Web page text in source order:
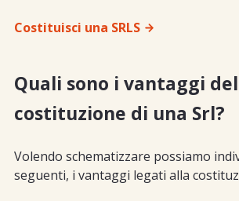
Costituisci una SRLS
Quali sono i vantaggi
costituzione di una Srl?
Volendo schematizzare possiamo
seguenti, i vantaggi legati alla